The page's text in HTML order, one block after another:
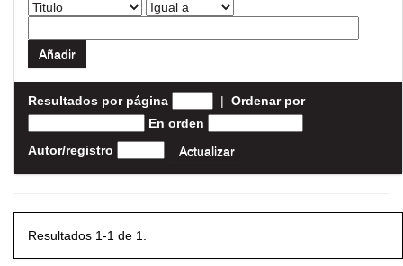
Resultados por página | Ordenar por
En orden
Autor/registro
Resultados 1-1 de 1.